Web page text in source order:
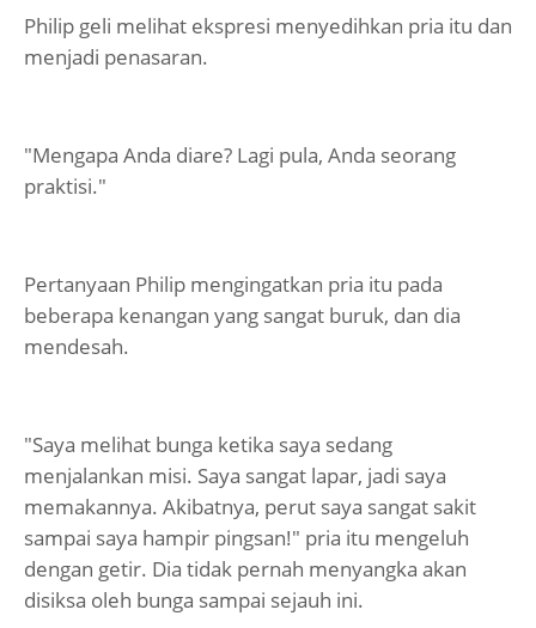
Philip geli melihat ekspresi menyedihkan pria itu dan
menjadi penasaran.
"Mengapa Anda diare? Lagi pula, Anda seorang
praktisi."
Pertanyaan Philip mengingatkan pria itu pada
beberapa kenangan yang sangat buruk, dan dia
mendesah.
"Saya melihat bunga ketika saya sedang
menjalankan misi. Saya sangat lapar, jadi saya
memakannya. Akibatnya, perut saya sangat sakit
sampai saya hampir pingsan!" pria itu mengeluh
dengan getir. Dia tidak pernah menyangka akan
disiksa oleh bunga sampai sejauh ini.